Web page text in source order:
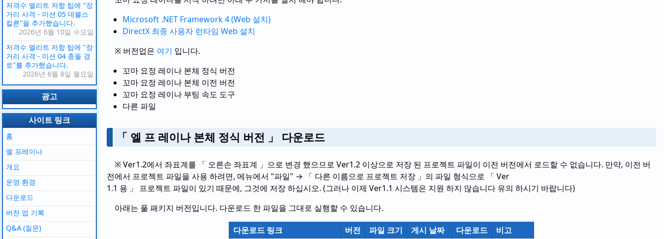
Microsoft .NET Framework 4 (Web 설치)
DirectX 최종 사용자 런타임 Web 설치
※ 버전업은 여기 입니다.
꼬마 요정 레이나 본체 정식 버전
꼬마 요정 레이나 본체 이전 버전
꼬마 요정 레이나 부팅 속도 도구
다른 파일
「 엘 프 레이나 본체 정식 버전 」 다운로드
※ Ver1.2에서 좌표계를 「 오른손 좌표계 」으로 변경 했으므로 Ver1.2 이상으로 저장 된 프로젝트 파일이 이전 버전에서 로드할 수 없습니다. 만약, 이전 버
전에서 프로젝트 파일을 사용 하려면, 메뉴에서 "파일" → 「 다른 이름으로 프로젝트 저장 」의 파일 형식으로 「 Ver
1.1 용 」 프로젝트 파일이 있기 때문에, 그것에 저장 하십시오. (그러나 이제 Ver1.1 시스템은 지원 하지 않습니다 유의 하시기 바랍니다)
아래는 풀 패키지 버전입니다. 다운로드 한 파일을 그대로 실행할 수 있습니다.
다운로드 링크 버전 파일 크기 게시 날짜 다운로드
비고
저격수 엘리트 저항 팁에 "장
거리 사격 - 미션 05 데블스
킬른"을 추가했습니다.
2026년 6월 10일 수요일
저격수 엘리트 저항 팁에 "장
거리 사격 - 미션 04 충돌 경
로"를 추가했습니다.
2026년 6월 8일 월요일
광고
사이트 링크
홈
엘 프레이나
개요
운영 환경
다운로드
버전 업 기록
Q&A (질문)